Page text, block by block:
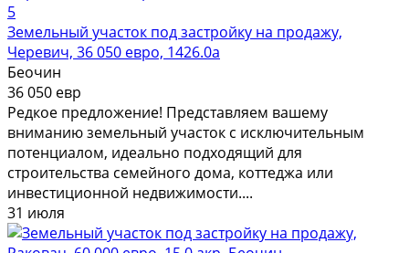
5
Земельный участок под застройку на продажу,
Черевич, 36 050 евро, 1426.0a
Беочин
36 050 евр
Редкое предложение! Представляем вашему
вниманию земельный участок с исключительным
потенциалом, идеально подходящий для
строительства семейного дома, коттеджа или
инвестиционной недвижимости....
31 июля